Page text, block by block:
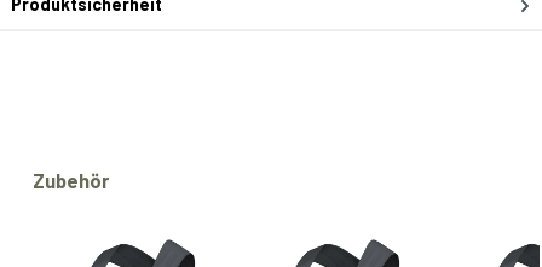
Produktsicherheit
Produktgalerie überspringen
Zubehör